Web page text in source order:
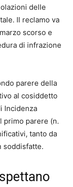
delle
Il reclamo va
scorso e
di infrazione
parere della
al cosiddetto
Incidenza
primo parere (n.
tanto da
soddisfatte.